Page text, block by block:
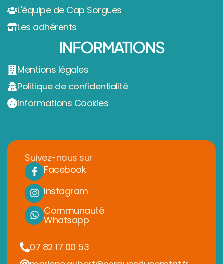
L'équipe de Cap Sorgues
Les adhérents
INFORMATIONS
Mentions légales
Politique de confidentialité
Informations Cookies
Suivez-nous sur
Facebook
Instagram
Communauté
Whatsapp
07 82 17 00 53